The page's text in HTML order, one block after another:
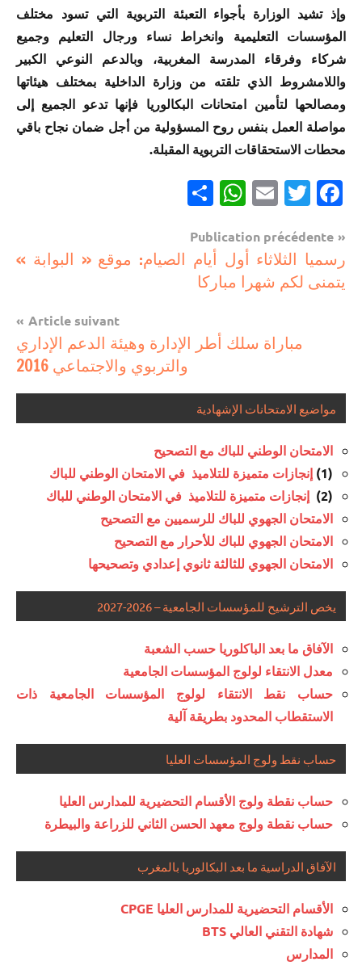
وإذ تشيد الوزارة بأجواء التعبئة التربوية التي تسود مختلف
المؤسسات التعليمية وانخراط نساء ورجال التعليم وجميع
شركاء وفرقاء المدرسة المغربية، وبالدعم النوعي الكبير
واللامشروط الذي تلقته من وزارة الداخلية بمختلف هيئاتها
ومصالحها لتأمين امتحانات البكالوريا فإنها تدعو الجميع إلى
مواصلة العمل بنفس روح المسؤولية من أجل ضمان نجاح باقي
محطات الاستحقاقات التربوية المقبلة.
Facebook
Twitter
Email
WhatsApp
مستجدات
تربوية
Navigation
de
l’article
Publication précédente
رسميا الثلاثاء أول أيام الصيام: موقع « البوابة »
يتمنى لكم شهرا مباركا
Article suivant
مباراة سلك أطر الإدارة وهيئة الدعم الإداري
والتربوي والاجتماعي 2016
مواضيع الامتحانات الإشهادية
الامتحان الوطني للباك مع التصحيح
(1)
إنجازات متميزة للتلاميذ في الامتحان الوطني للباك
(2)
إنجازات متميزة للتلاميذ في الامتحان الوطني للباك
الامتحان الجهوي للباك للرسميين مع التصحيح
الامتحان الجهوي للباك للأحرار مع التصحيح
الامتحان الجهوي للثالثة ثانوي إعدادي وتصحيحها
يخص الترشيح للمؤسسات الجامعية – 2026-2027
الآفاق ما بعد الباكلوريا حسب الشعبة
معدل الانتقاء لولوج المؤسسات الجامعية
حساب نقط الانتقاء لولوج المؤسسات الجامعية ذات
الاستقطاب المحدود بطريقة آلية
حساب نقط ولوج المؤسسات العليا
حساب نقطة ولوج الأقسام التحضيرية للمدارس العليا
حساب نقطة ولوج معهد الحسن الثاني للزراعة والبيطرة
الآفاق الدراسية ما بعد البكالوريا بالمغرب
الأقسام التحضيرية للمدارس العليا CPGE
شهادة التقني العالي BTS
المدارس